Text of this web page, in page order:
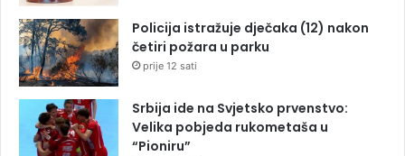
Policija istražuje dječaka (12) nakon
četiri požara u parku
prije 12 sati
Srbija ide na Svjetsko prvenstvo:
Velika pobjeda rukometaša u
“Pioniru”